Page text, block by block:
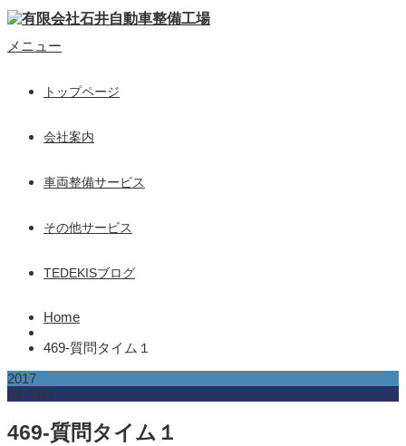
メニュー
トップページ
会社案内
車両整備サービス
その他サービス
TEDEKISブログ
Home
469-質問タイム１
2017
03
Oct
469-質問タイム１